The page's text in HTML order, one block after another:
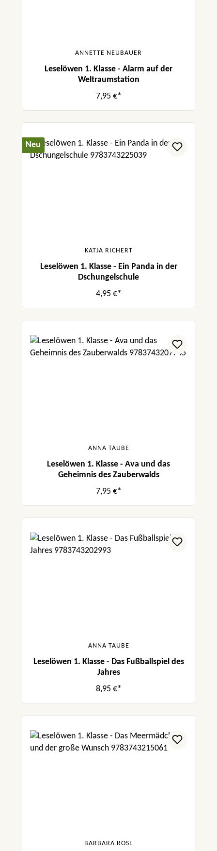
ANNETTE NEUBAUER
Leselöwen 1. Klasse - Alarm auf der
Weltraumstation
7,95 €*
Neu
KATJA RICHERT
Leselöwen 1. Klasse - Ein Panda in der
Dschungelschule
4,95 €*
ANNA TAUBE
Leselöwen 1. Klasse - Ava und das
Geheimnis des Zauberwalds
7,95 €*
ANNA TAUBE
Leselöwen 1. Klasse - Das Fußballspiel des
Jahres
8,95 €*
BARBARA ROSE